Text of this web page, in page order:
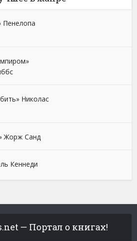
Пенелопа
Николас
Жорж Санд
Кеннеди
— Портал о книгах!